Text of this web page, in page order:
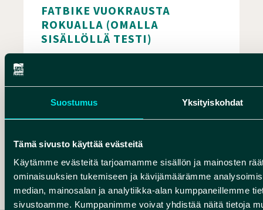
Suostumus Yksityiskohdat
Tämä sivusto käyttää evästeitä
Käytämme evästeitä tarjoamamme sisällön ja mainosten
ominaisuuksien tukemiseen ja kävijämäärämme
median, mainosalan ja analytiikka-alan kumppaneillemme
sivustoamme. Kumppanimme voivat yhdistää näitä tietoja
FATBIKE VUOKRAUSTA
ROKUALLA (OMALLA
SISÄLLÖLLÄ TESTI)
on hauska ja ekologinen tapa tutustua
ROKUA OUTDOORSROKUA
Fatbike vuokrausta Rokualla Omalla sisällöllä